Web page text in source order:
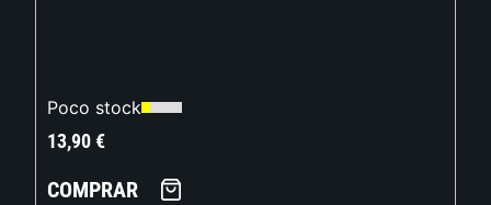
Poco stock
13,90€
COMPRAR